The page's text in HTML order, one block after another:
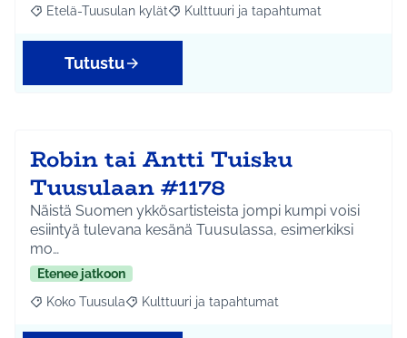
Rajaa tulokset aihepiirin mukaan: Etelä-Tuusulan kylät
Etelä-Tuusulan kylät Rajaa tulokset teeman mukaan:
Kulttuuri ja tapahtumat
Tutustu
Robin tai Antti Tuisku
Tuusulaan #1178
Näistä Suomen ykkösartisteista jompi kumpi voisi
esiintyä tulevana kesänä Tuusulassa, esimerkiksi
mo…
Etenee jatkoon
Rajaa tulokset aihepiirin mukaan: Koko Tuusula
Koko Tuusula Rajaa tulokset teeman mukaan: Kulttuuri ja
Kulttuuri ja tapahtumat